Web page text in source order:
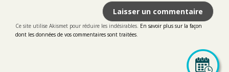
Ce site utilise Akismet pour réduire les indésirables. En savoir plus sur la façon
dont les données de vos commentaires sont traitées.